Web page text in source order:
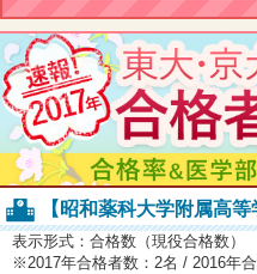
【昭和薬科大学附属高
表示形式：合格数（現役合格数）
※2017年合格者数：2名 / 2016年